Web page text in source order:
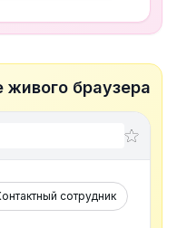
живого браузера
сотрудник